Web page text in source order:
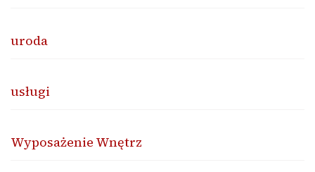
uroda
usługi
Wyposażenie Wnętrz